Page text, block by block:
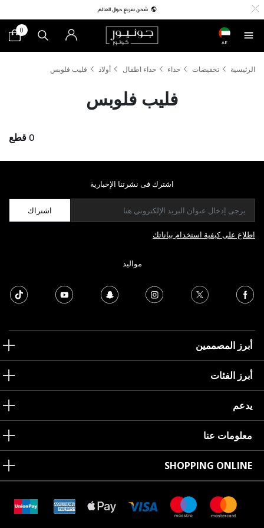
AE
0
الرئيسية تخفيضات حذاء حذاء اطفال أولاد فليب فلوبس
فليب فلوبس
0 قطع
اشترك فى نشرتنا الإخبارية
اشتراك
اطلاع على كيفية استخدام بياناتك
مواليد
أبرز المصممين
أبرز الفئات
يدعم
معلومات عنا
SHOPPING ONLINE